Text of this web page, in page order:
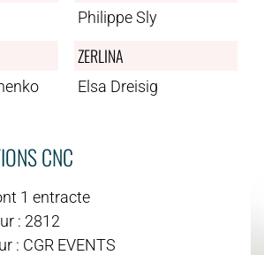
Philippe Sly
ZERLINA
Elsa Dreisig
CNC
1 entracte
: 2812
: CGR EVENTS